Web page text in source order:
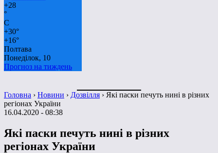
+28
°
C
+30°
+16°
Полтава
Понеділок, 10
Прогноз на тиждень
Головна › Новини › Дозвілля › Які паски печуть нині в різних
регіонах України
16.04.2020 - 08:38
Які паски печуть нині в різних
регіонах України